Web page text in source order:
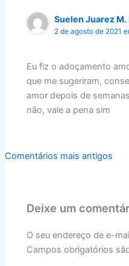
Suelen Juarez M.
2 de agosto de 2021
Eu fiz o adoçamento
que me sugeriram,
amor depois de
não, vale a pena sim
Comentários
Comentários mais antigos
Deixe um
O seu endereço de e-
Campos obrigatórios